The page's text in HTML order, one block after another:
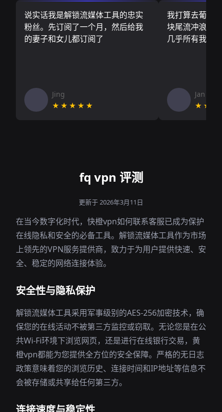
说实话我是解锁流媒体工具的忠实
粉丝。先订阅了一个月，然后给我
的妻子和女儿都订阅了
Jing
★★★★★
我打算去葡萄
块尾流冲浪板
几乎所有我需
Jan V
fq vpn 评测
更新于 2026年3月11日
在当今数字化时代，快橙vpn如何联系客服已成为保护
在线隐私和安全的必备工具。解锁流媒体工具作为市场
上领先的VPN服务提供商，致力于为用户提供快速、安
全、稳定的网络连接体验。
安全性与隐私保护
解锁流媒体工具采用军事级别的AES-256加密技术，确
保您的在线活动不被第三方监控或窃取。无论您是在公
共Wi-Fi环境下浏览网页，还是进行在线银行交易，黄
橙vpn都能为您提供全方位的安全保障。严格的无日志
政策意味着您的浏览历史、连接时间和IP地址等信息不
会被存储或共享给任何第三方。